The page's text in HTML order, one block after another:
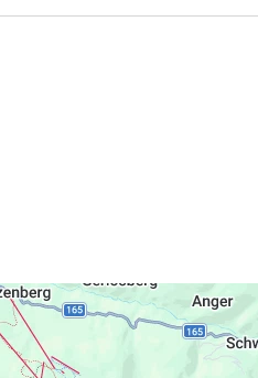
erreichbar. Im Winter